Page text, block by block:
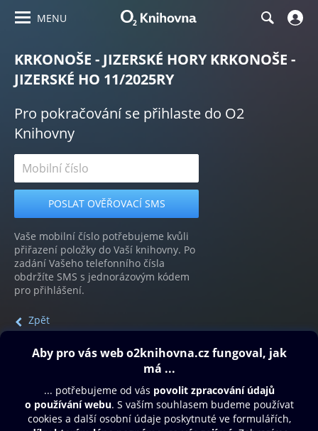
MENU
KRKONOŠE - JIZERSKÉ HORY KRKONOŠE -
JIZERSKÉ HO 11/2025RY
Pro pokračování se přihlaste do O2
Knihovny
Vaše mobilní číslo potřebujeme kvůli
přiřazení položky do Vaší knihovny. Po
zadání Vašeho telefonního čísla
obdržíte SMS s jednorázovým kódem
pro přihlášení.
Zpět
Obsah ke stažení
Moje O2 Knihovna